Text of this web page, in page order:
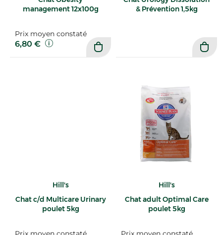
management 12x100g
Prix moyen constaté
6,80 €
& Prévention 1,5kg
Hill's
Chat c/d Multicare Urinary
poulet 5kg
Hill's
Chat adult Optimal Care
poulet 5kg